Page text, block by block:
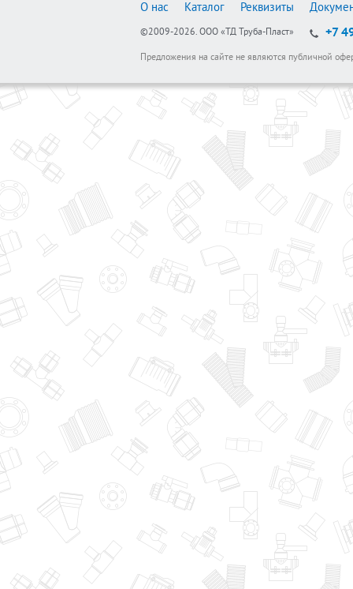
О нас Каталог Реквизиты
©2009-2026. ООО «ТД Труба-Пласт» +7
Предложения на сайте не являются публичной